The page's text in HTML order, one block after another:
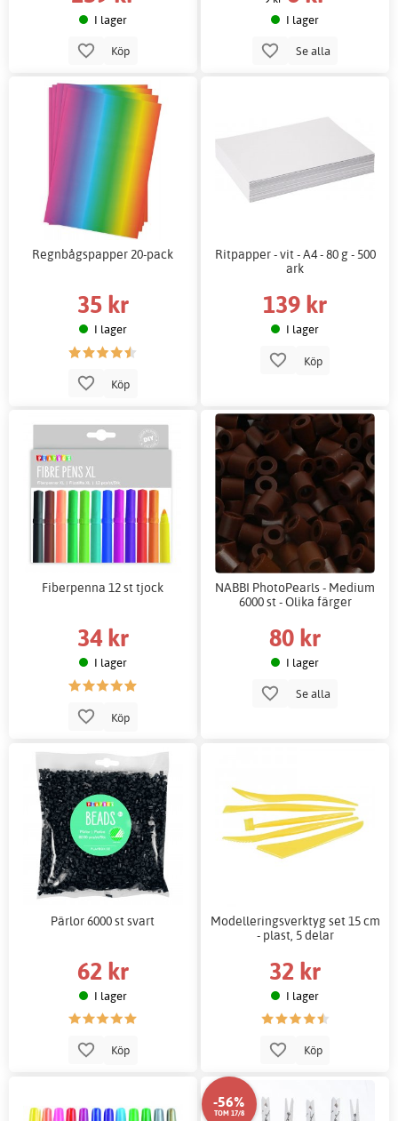
I lager
Köp
I lager
Se alla
Regnbågspapper 20-pack
35 kr
I lager
Köp
Ritpapper - vit - A4 - 80 g - 500
ark
139 kr
I lager
Köp
Fiberpenna 12 st tjock
34 kr
I lager
Köp
NABBI PhotoPearls - Medium
6000 st - Olika färger
80 kr
I lager
Se alla
Pärlor 6000 st svart
62 kr
I lager
Köp
Modelleringsverktyg set 15 cm
- plast, 5 delar
32 kr
I lager
Köp
-56%
TOM 17/8